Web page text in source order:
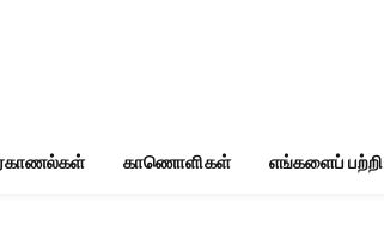
காணொளிகள் எங்களைப் பற்றி